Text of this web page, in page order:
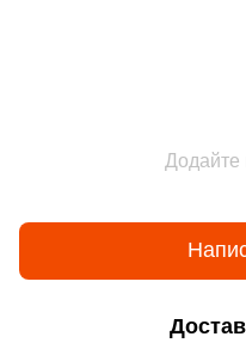
Додайте